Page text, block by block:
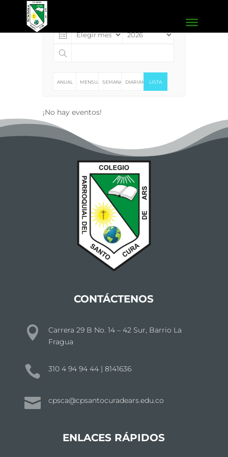
Events
ANUAL MENSUALSEMANAL DIARIAMENTE
LISTA
¡No hay eventos!
CONTÁCTENOS

Carrera 29 B No. 14 – 42 Sur, Barrio La
Fragua
 310 4 94 94 44 | 8141636
 cpsca@cpsantocuradears.edu.co
ENLACES RÁPIDOS